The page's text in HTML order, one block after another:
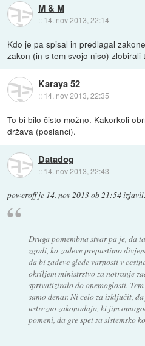
M & M
:: 14. nov 2013, 22:14
Kdo je pa spisal in predlagal
zakon (in s tem svojo niso) zlobirali
Karaya 52
:: 14. nov 2013, 22:35
To bi bilo čisto možno. Kakorkoli
država (poslanci).
Datadog
:: 14. nov 2013, 22:43
poweroffje 14. nov 2013 ob 21:54izjavil
Druga pomembna stvar pa je, da
zgodi, ko zadeve prepustimo
da bi zadeve glede varnosti v
okriljem ministrstvo za notranje
sprivatiziralo do onemoglosti.
samo denar. Ni celo za izključit,
ustrezno zakonodajo, ki jim
pomeni, da gre spet za sistemsko